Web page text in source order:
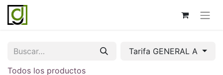
Tarifa GENERAL A
Todos los productos